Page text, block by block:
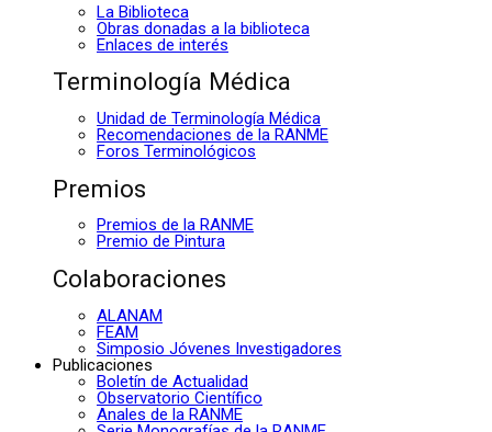
La Biblioteca
Obras donadas a la biblioteca
Enlaces de interés
Terminología Médica
Unidad de Terminología Médica
Recomendaciones de la RANME
Foros Terminológicos
Premios
Premios de la RANME
Premio de Pintura
Colaboraciones
ALANAM
FEAM
Simposio Jóvenes Investigadores
Publicaciones
Boletín de Actualidad
Observatorio Científico
Anales de la RANME